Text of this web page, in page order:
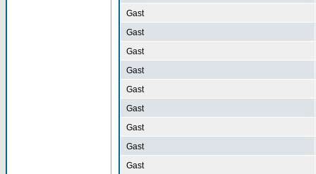
Gast
Gast
Gast
Gast
Gast
Gast
Gast
Gast
Gast